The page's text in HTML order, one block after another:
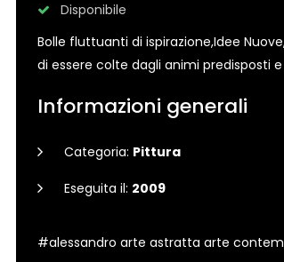
Disponibile
Bolle fluttuanti di ispirazione,Idee
di essere colte dagli animi predisposti e
Informazioni generali
Categoria: Pittura
Eseguita il: 2009
#alessandro arte astratta arte